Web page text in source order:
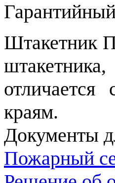
Штакетник
отличается
краям.
Документы
Пожарный